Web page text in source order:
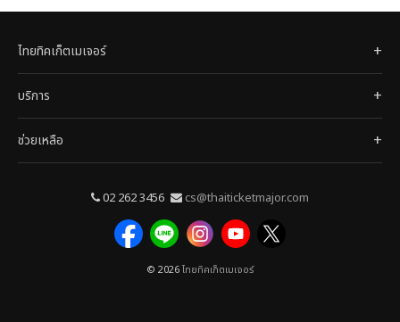
ไทยทิคเก็ตเมเจอร์
บริการ
ช่วยเหลือ
02 262 3456 cs@thaiticketmajor.com
© 2026ไทยทิคเก็ตเมเจอร์